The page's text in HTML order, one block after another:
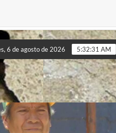
Incursión militar en la UAEM
Incursión militar en la UAEM
6 de agosto de 2026 5:32:33 AM